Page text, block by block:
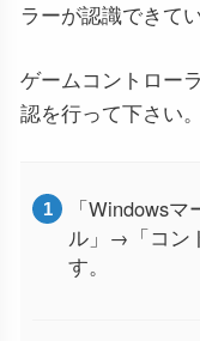
ラーが認識できて
ゲームコントロー
認を行って下さい。
「Windows
ル」→「コン
す。